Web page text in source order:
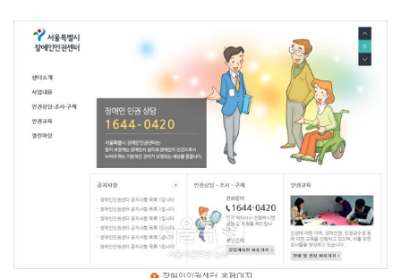
포 U
L
복
사
공
하
기
기
크
게
변
경
하
기
기